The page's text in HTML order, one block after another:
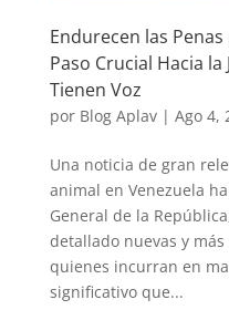
Endurecen las
Paso Crucial Hacia
Tienen Voz
por Blog Aplav| Ago 4,
Una noticia de gran
animal en Venezuela
General de la
detallado nuevas y
quienes incurran en
significativo que...